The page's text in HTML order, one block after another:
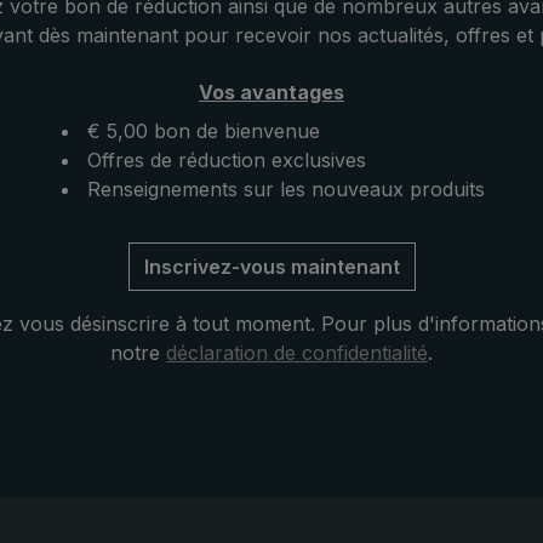
livré dans une housse
pratique en nylon
porté
sur l'épaule ou
compagnon idéal
Parapluie birdiepal
moderne et
tout très résistante à
discrets le réduit au
parapluie de trekking solide
léger qui fait face aux fortes
contraintes du vent et des
intempéries.
votre bon de réduction ainsi que de nombreux autres
dès maintenant pour recevoir nos actualités, offres et
Vos avantages
€ 5,00 bon de bienvenue
Offres de réduction exclusives
Renseignements sur les nouveaux produits
Inscrivez-vous maintenant
vous désinscrire à tout moment. Pour plus
notre déclaration de confidentialité.